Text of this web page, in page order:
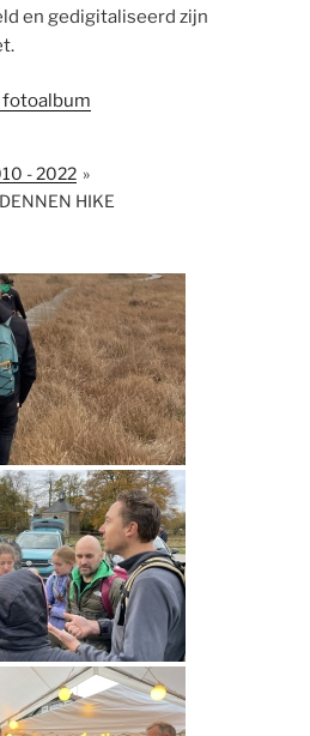
en gedigitaliseerd zijn
- 2022 »
HIKE